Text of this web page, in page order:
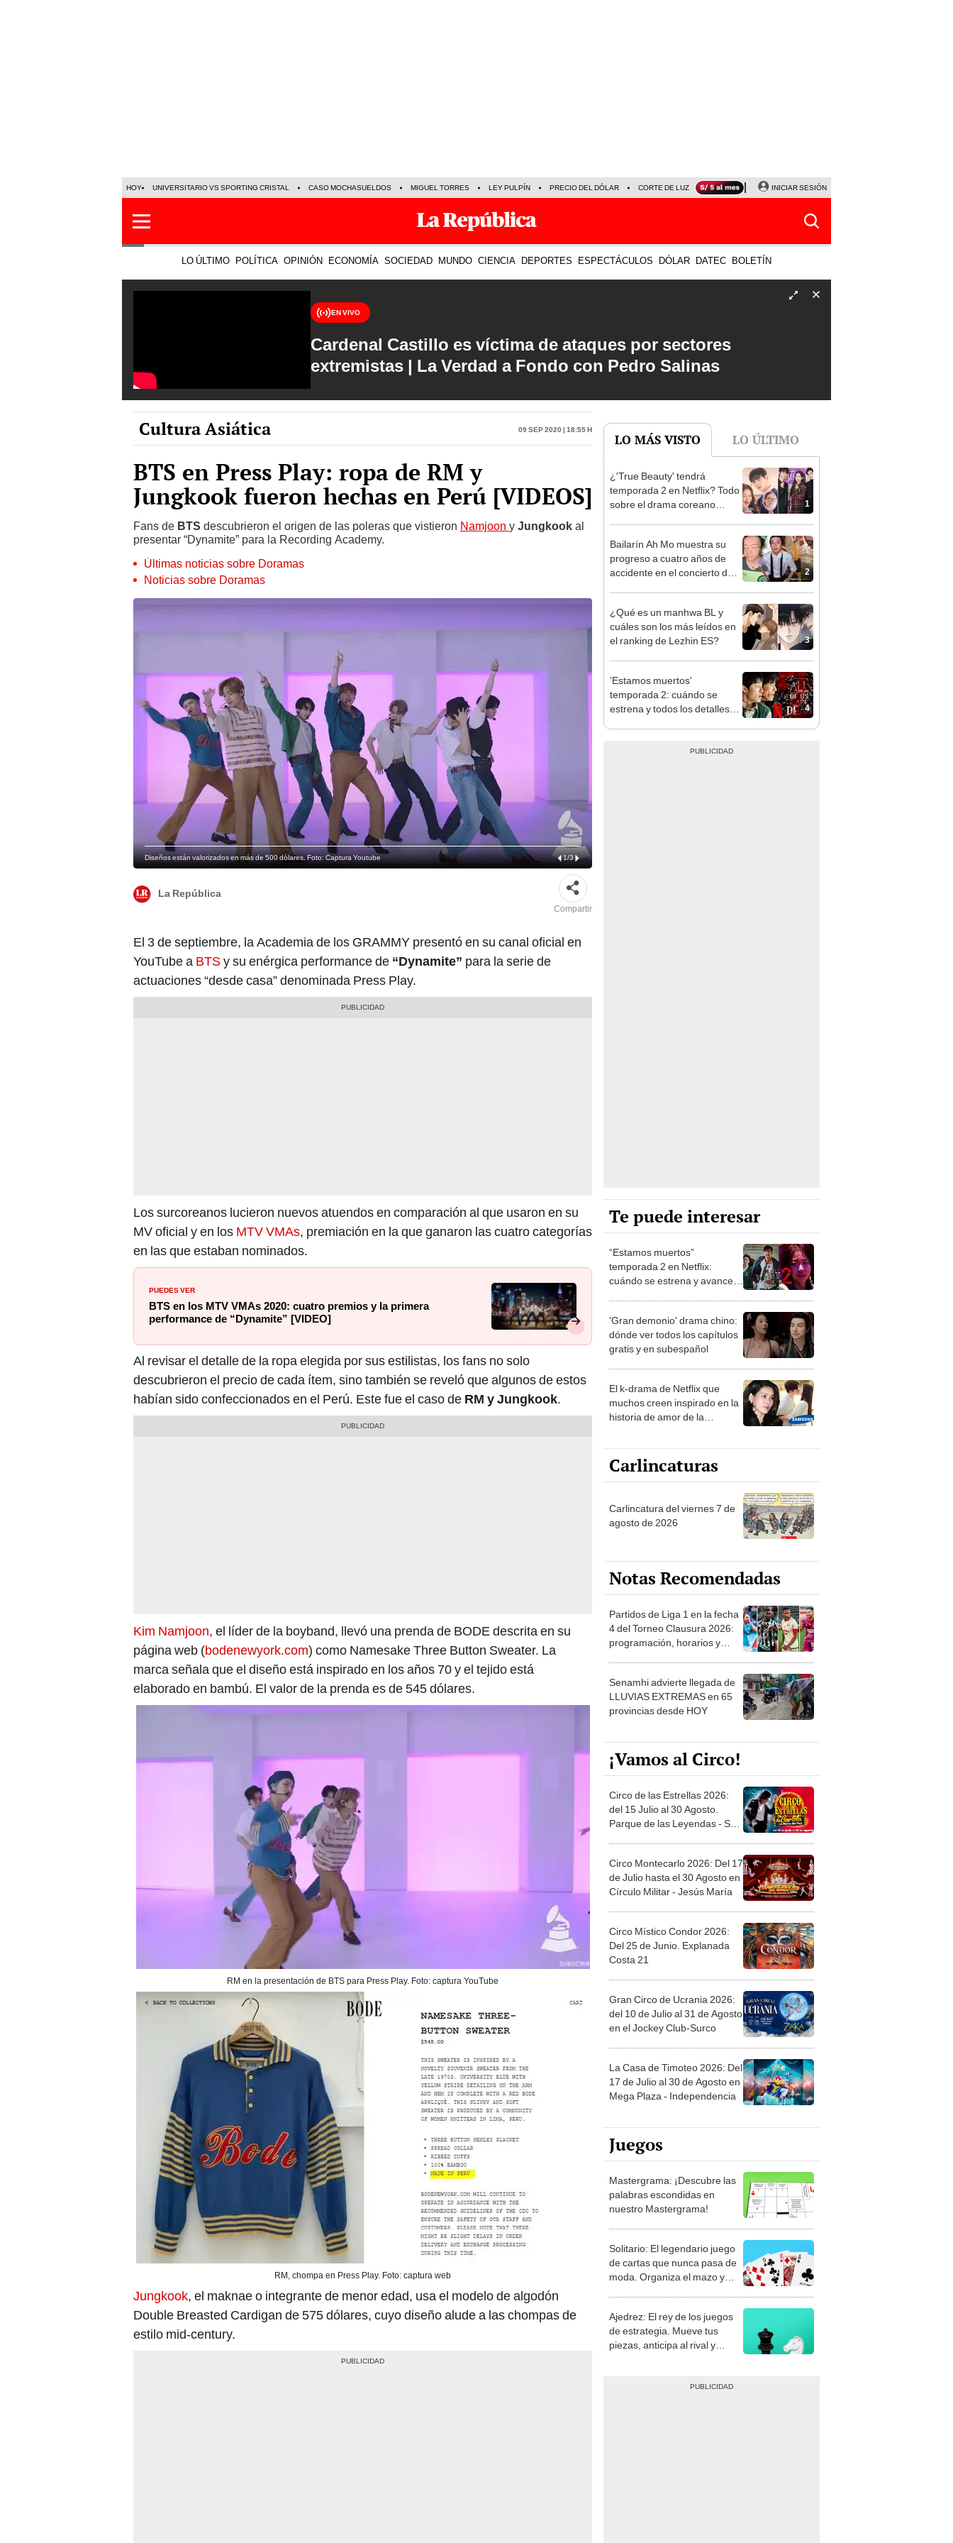
HOY UNIVERSITARIO VS SPORTING CRISTAL CASO MOCHASUELDOS MIGUEL TORRES LEY PULPÍN PRECIO DEL DÓLAR CORTE DE LUZ VIERNES 7 DE AGOSTO ALBERTO BENAVIDES
INICIAR SESIÓN
LO ÚLTIMO POLÍTICA OPINIÓN ECONOMÍA SOCIEDAD MUNDO CIENCIA DEPORTES ESPECTÁCULOS DÓLAR DATEC BOLETÍN
EN VIVO
Cardenal Castillo es víctima de ataques por sectores
extremistas | La Verdad a Fondo con Pedro Salinas
Cultura Asiática 09 Sep 2020 | 18:55 h
BTS en Press Play: ropa de RM y
Jungkook fueron hechas en Perú [VIDEOS]
Fans de BTS descubrieron el origen de las poleras que vistieron Namjoon y Jungkook al
presentar “Dynamite” para la Recording Academy.
Últimas noticias sobre Doramas
Noticias sobre Doramas
Diseños están valorizados en más de 500 dólares. Foto: Captura Youtube 1/3
La República
Compartir
El 3 de septiembre, la Academia de los GRAMMY presentó en su canal oficial en
YouTube a BTSy su enérgica performance de “Dynamite” para la serie de
actuaciones “desde casa” denominada Press Play.
Los surcoreanos lucieron nuevos atuendos en comparación al que usaron en su
MV oficial y en los MTV VMAs, premiación en la que ganaron las cuatro categorías
en las que estaban nominados.
PUEDES VER
BTS en los MTV VMAs 2020: cuatro premios y la primera
performance de “Dynamite” [VIDEO]
Al revisar el detalle de la ropa elegida por sus estilistas, los fans no solo
descubrieron el precio de cada ítem, sino también se reveló que algunos de estos
habían sido confeccionados en el Perú. Este fue el caso de RM y Jungkook.
Kim Namjoon, el líder de la boyband, llevó una prenda de BODE descrita en su
página web (bodenewyork.com) como Namesake Three Button Sweater. La
marca señala que el diseño está inspirado en los años 70 y el tejido está
elaborado en bambú. El valor de la prenda es de 545 dólares.
RM en la presentación de BTS para Press Play. Foto: captura YouTube
RM, chompa en Press Play. Foto: captura web
Jungkook, el maknae o integrante de menor edad, usa el modelo de algodón
Double Breasted Cardigan de 575 dólares, cuyo diseño alude a las chompas de
estilo mid-century.
LO MÁS VISTO LO ÚLTIMO
1
¿'True Beauty' tendrá
temporada 2 en Netflix? Todo
sobre el drama coreano
2
Bailarín Ah Mo muestra su
progreso a cuatro años de
accidente en el concierto del
3
¿Qué es un manhwa BL y
cuáles son los más leídos en
el ranking de Lezhin ES?
4
'Estamos muertos'
temporada 2: cuándo se
estrena y todos los detalles
Te puede interesar
“Estamos muertos”
temporada 2 en Netflix:
cuándo se estrena y avances
'Gran demonio' drama chino:
dónde ver todos los capítulos
gratis y en subespañol
El k-drama de Netflix que
muchos creen inspirado en la
historia de amor de la
Carlincaturas
Carlincatura del viernes 7 de
agosto de 2026
Notas Recomendadas
Partidos de Liga 1 en la fecha
4 del Torneo Clausura 2026:
programación, horarios y
Senamhi advierte llegada de
LLUVIAS EXTREMAS en 65
provincias desde HOY
¡Vamos al Circo!
Circo de las Estrellas 2026:
del 15 Julio al 30 Agosto.
Parque de las Leyendas - San
Circo Montecarlo 2026: Del 17
de Julio hasta el 30 Agosto en
Círculo Militar - Jesús María
Circo Místico Condor 2026:
Del 25 de Junio. Explanada
Costa 21
Gran Circo de Ucrania 2026:
del 10 de Julio al 31 de Agosto
en el Jockey Club-Surco
La Casa de Timoteo 2026: Del
17 de Julio al 30 de Agosto en
Mega Plaza - Independencia
Juegos
Mastergrama: ¡Descubre las
palabras escondidas en
nuestro Mastergrama!
Solitario: El legendario juego
de cartas que nunca pasa de
moda. Organiza el mazo y
Ajedrez: El rey de los juegos
de estrategia. Mueve tus
piezas, anticipa al rival y